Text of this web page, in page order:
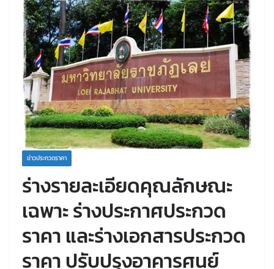
ข่าวประกวดราคา
ร่างรายละเอียดคุณลักษณะ
เฉพาะ ร่างประกาศประกวด
ราคา และร่างเอกสารประกวด
ราคา ปรับปรุงอาคารศูนย์